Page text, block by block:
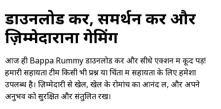
डाउनलोड करें, समर्थन करें और
ज़िम्मेदाराना गेमिंग
आज ही Bappa Rummy डाउनलोड करें और सीधे एक्शन में कूद पड़ें!
हमारी सहायता टीम किसी भी प्रश्न या चिंता में सहायता के लिए हमेशा
उपलब्ध है। ज़िम्मेदारी से खेलें, खेल के रोमांच का आनंद लें, और अपने
अनुभव को सुरक्षित और संतुलित रखें।